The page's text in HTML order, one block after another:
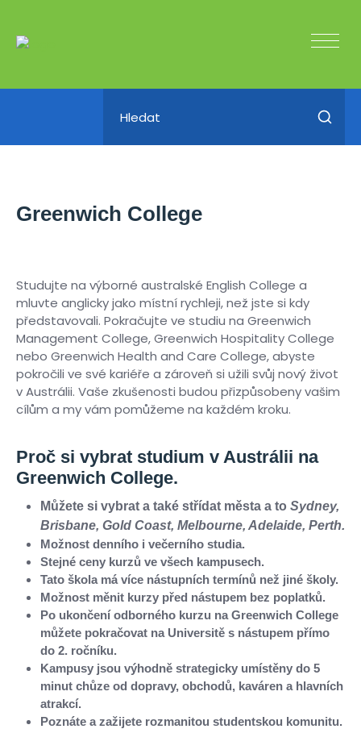
Greenwich College
Studujte na výborné australské English College a
mluvte anglicky jako místní rychleji, než jste si kdy
představovali. Pokračujte ve studiu na Greenwich
Management College, Greenwich Hospitality College
nebo Greenwich Health and Care College, abyste
pokročili ve své kariéře a zároveň si užili svůj nový život
v Austrálii. Vaše zkušenosti budou přizpůsobeny vašim
cílům a my vám pomůžeme na každém kroku.
Proč si vybrat studium v Austrálii na
Greenwich College.
Můžete si vybrat a také střídat města a to Sydney,
Brisbane, Gold Coast, Melbourne, Adelaide, Perth.
Možnost denního i večerního studia.
Stejné ceny kurzů ve všech kampusech.
Tato škola má více nástupních termínů než jiné školy.
Možnost měnit kurzy před nástupem bez poplatků.
Po ukončení odborného kurzu na Greenwich College
můžete pokračovat na Universitě s nástupem přímo
do 2. ročníku.
Kampusy jsou výhodně strategicky umístěny do 5
minut chůze od dopravy, obchodů, kaváren a hlavních
atrakcí.
Poznáte a zažijete rozmanitou studentskou komunitu.